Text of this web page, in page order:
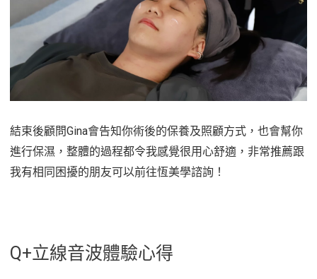
結束後顧問Gina會告知你術後的保養及照顧方式，也會幫你
進行保濕，整體的過程都令我感覺很用心舒適，非常推薦跟
我有相同困擾的朋友可以前往恆美學諮詢！
Q+立線音波體驗心得